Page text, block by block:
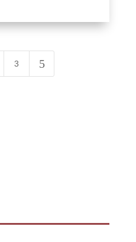
3 5